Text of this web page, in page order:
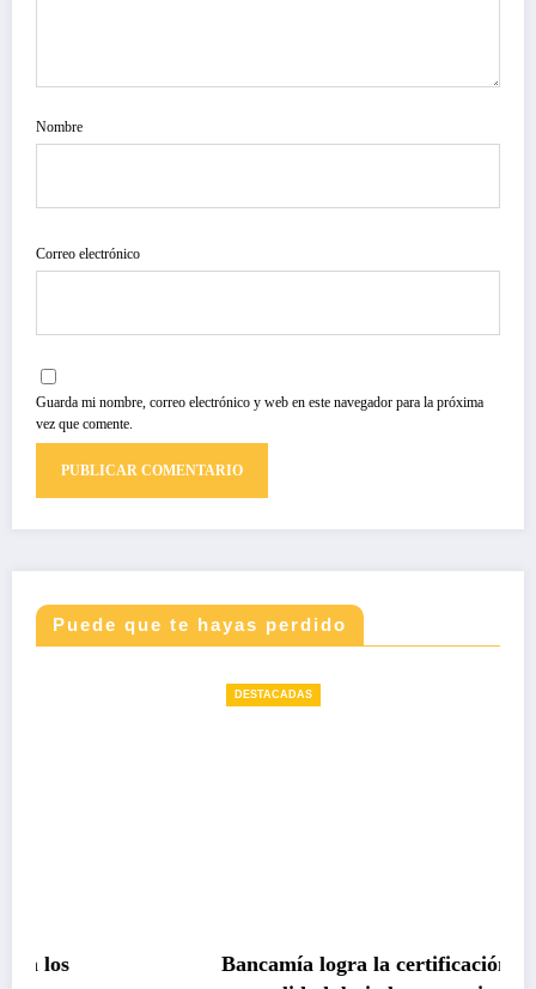
Nombre
Correo electrónico
Guarda mi nombre, correo electrónico y web en este navegador para la próxima
vez que comente.
Puede que te hayas perdido
Bancamía logra la certificación carbono